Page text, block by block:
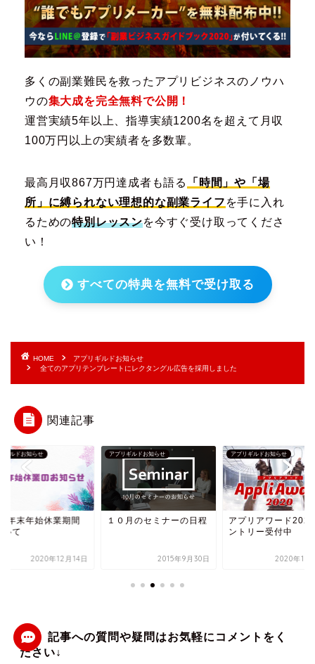
多くの副業難民を救ったアプリビジネスのノウハ
ウの集大成を完全無料で公開！
運営実績5年以上、指導実績1200名を超えて月収
100万円以上の実績者を多数輩。
最高月収867万円達成者も語る
「時間」や「場
所」に縛られない理想的な副業ライフ を手に入れ
るための特別レッスンを今すぐ受け取ってくださ
い！
すべての特典を無料で受け取る
HOME
アプリギルドお知らせ
全てのアプリテンプレートにレクタングル広告を採用しました
関連記事
ギルドお知らせ
年末年始休業期間
いて
2020年12月14日
アプリギルドお知らせ
１０月のセミナーの日程
2015年9月30日
アプリギルドお知らせ
アプリアワード
ントリー受付中
2020年10